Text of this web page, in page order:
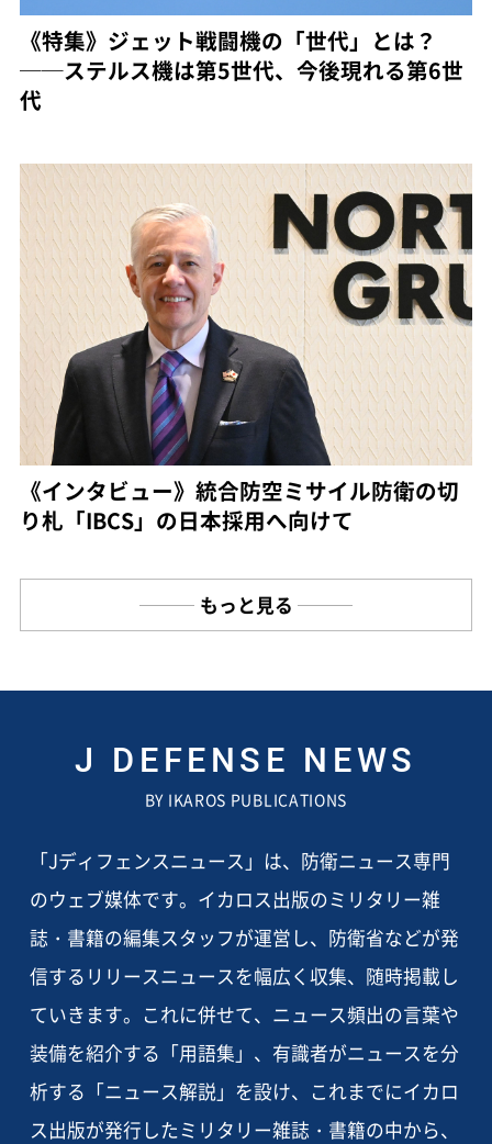
《特集》ジェット戦闘機の「世代」とは？
──ステルス機は第5世代、今後現れる第6世
代
《インタビュー》統合防空ミサイル防衛の切
り札「IBCS」の日本採用へ向けて
もっと見る
J DEFENSE NEWS
BY IKAROS PUBLICATIONS
「Jディフェンスニュース」は、防衛ニュース専門
のウェブ媒体です。イカロス出版のミリタリー雑
誌・書籍の編集スタッフが運営し、防衛省などが発
信するリリースニュースを幅広く収集、随時掲載し
ていきます。これに併せて、ニュース頻出の言葉や
装備を紹介する「用語集」、有識者がニュースを分
析する「ニュース解説」を設け、これまでにイカロ
ス出版が発行したミリタリー雑誌・書籍の中から、